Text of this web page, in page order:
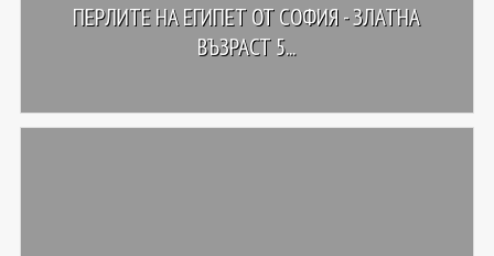
ПЕРЛИТЕ НА ЕГИПЕТ ОТ СОФИЯ - ЗЛАТНА
ВЪЗРАСТ 5...